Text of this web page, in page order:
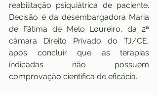
reabilitação psiquiátrica de paciente.
Decisão é da desembargadora Maria
de Fátima de Melo Loureiro, da 2ª
câmara Direito Privado do TJ/CE,
após concluir que as terapias
indicadas não possuem
comprovação científica de eficácia.